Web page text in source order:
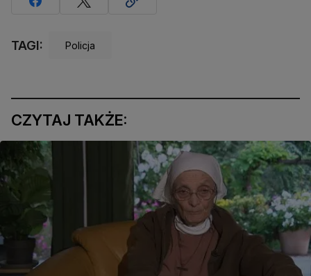
TAGI: Policja
CZYTAJ TAKŻE: